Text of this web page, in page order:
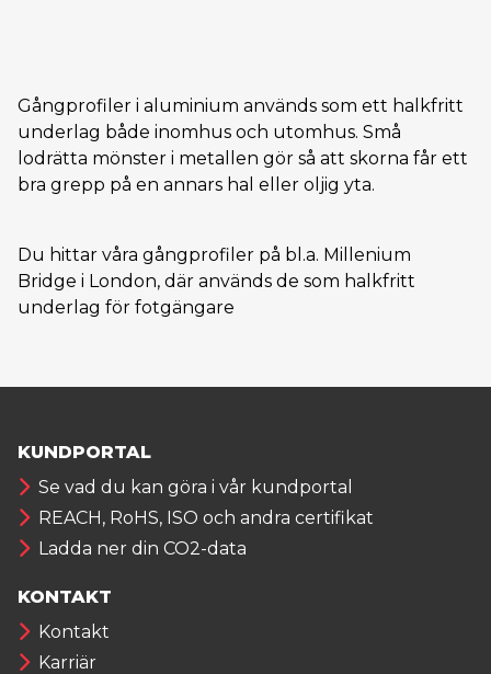
Gångprofiler i aluminium används som ett halkfritt
underlag både inomhus och utomhus. Små
lodrätta mönster i metallen gör så att skorna får ett
bra grepp på en annars hal eller oljig yta.
Du hittar våra gångprofiler på bl.a. Millenium
Bridge i London, där används de som halkfritt
underlag för fotgängare
KUNDPORTAL
Se vad du kan göra i vår kundportal
REACH, RoHS, ISO och andra certifikat
Ladda ner din CO2-data
KONTAKT
Kontakt
Karriär